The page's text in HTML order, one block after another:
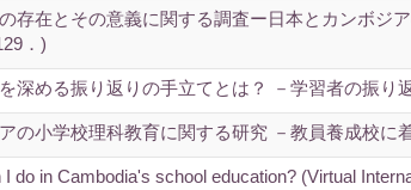
存在とその意義に関する調査ー日本とカンボジ
．)
深める振り返りの手立てとは？ －学習者の振
の小学校理科教育に関する研究 －教員養成校
I do in Cambodia's school education? (Virtual